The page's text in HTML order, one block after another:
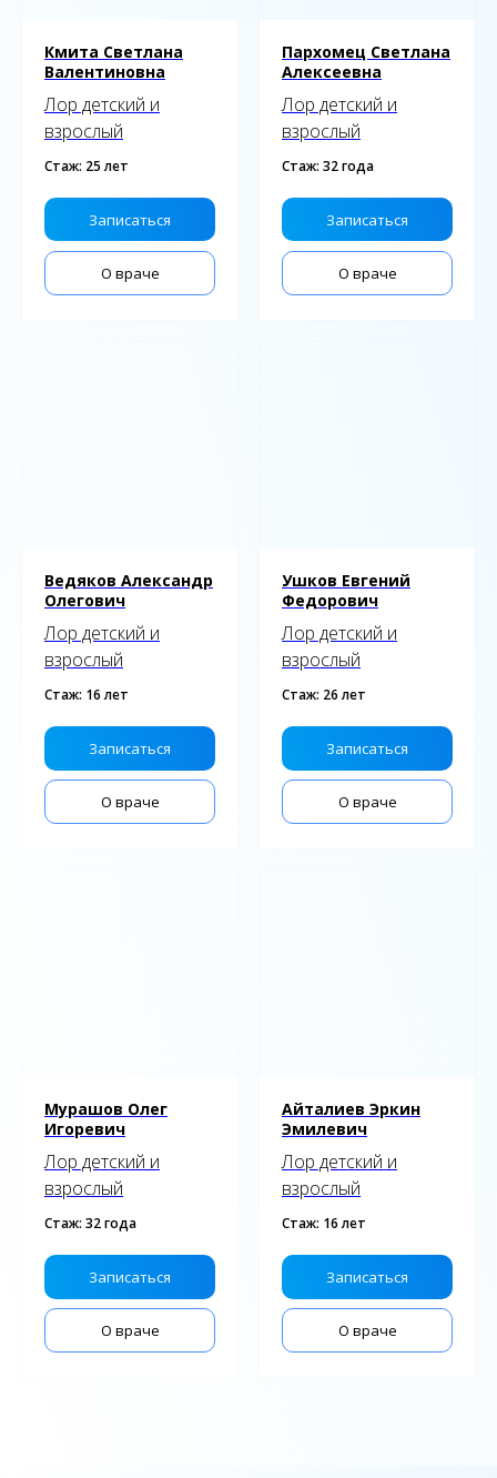
Кмита Светлана
Валентиновна
Лор детский и
взрослый
Стаж: 25 лет
Записаться
О враче
Пархомец Светлана
Алексеевна
Лор детский и
взрослый
Стаж: 32 года
Записаться
О враче
Ведяков Александр
Олегович
Лор детский и
взрослый
Стаж: 16 лет
Записаться
О враче
Ушков Евгений
Федорович
Лор детский и
взрослый
Стаж: 26 лет
Записаться
О враче
Мурашов Олег
Игоревич
Лор детский и
взрослый
Стаж: 32 года
Записаться
О враче
Айталиев Эркин
Эмилевич
Лор детский и
взрослый
Стаж: 16 лет
Записаться
О враче